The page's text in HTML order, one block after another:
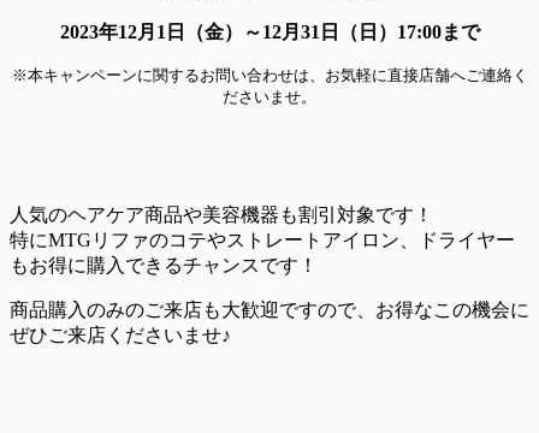
2023年12月1日（金）～12月31日（日）17:00まで
※本キャンペーンに関するお問い合わせは、お気軽に直接店舗へご連絡く
ださいませ。
人気のヘアケア商品や美容機器も割引対象です！
特にMTGリファのコテやストレートアイロン、ドライヤー
もお得に購入できるチャンスです！
商品購入のみのご来店も大歓迎ですので、お得なこの機会に
ぜひご来店くださいませ♪